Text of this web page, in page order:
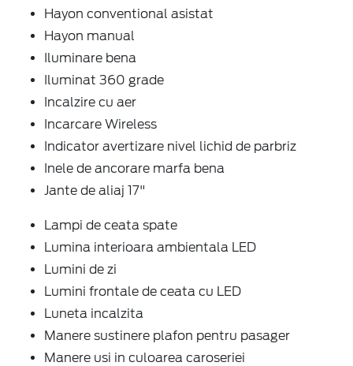
Hayon conventional asistat
Hayon manual
Iluminare bena
Iluminat 360 grade
Incalzire cu aer
Incarcare Wireless
Indicator avertizare nivel lichid de parbriz
Inele de ancorare marfa bena
Jante de aliaj 17"
Lampi de ceata spate
Lumina interioara ambientala LED
Lumini de zi
Lumini frontale de ceata cu LED
Luneta incalzita
Manere sustinere plafon pentru pasager
Manere usi in culoarea caroseriei